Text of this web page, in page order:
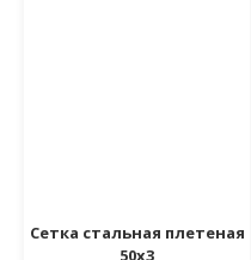
Сетка стальная плетеная
50х3